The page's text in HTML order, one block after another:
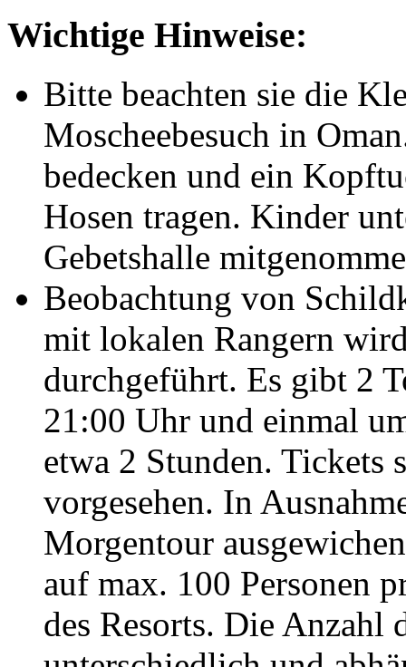
Wichtige Hinweise:
Bitte beachten sie die
Moscheebesuch in
bedecken und ein
Hosen tragen. Kinder
Gebetshalle
Beobachtung von
mit lokalen Rangern
durchgeführt. Es gibt 2
21:00 Uhr und einmal
etwa 2 Stunden. Tickets
vorgesehen. In
Morgentour
auf max. 100 Personen
des Resorts. Die Anzahl